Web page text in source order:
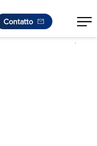
Contatto
.